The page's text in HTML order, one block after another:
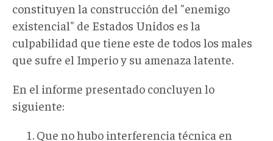
constituyen la construcción del "enemigo
existencial" de Estados Unidos es la
culpabilidad que tiene este de todos los males
que sufre el Imperio y su amenaza latente.
En el informe presentado concluyen lo
siguiente:
Que no hubo interferencia técnica en